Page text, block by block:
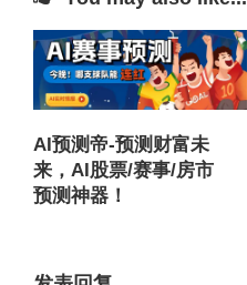
AI预测帝-预测财富未
来，AI股票/赛事/房市
预测神器！